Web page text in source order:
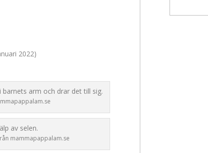
2022)
mammapappalam.se